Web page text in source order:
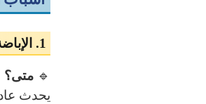
1. الإباضة (Ovulation Pain – Mittelschmerz):
🔹 متى؟
يحدث عادةً في